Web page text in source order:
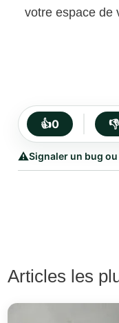
votre espace de
👍0 👎
⚠️Signaler un bug
Articles les